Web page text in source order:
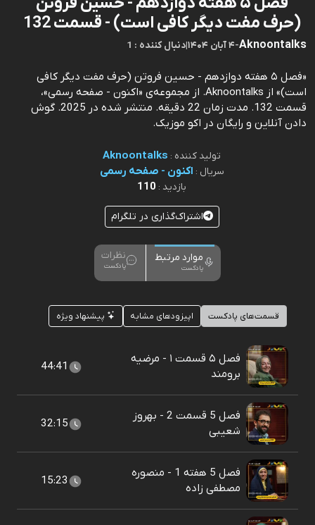
(حرف مفت دیگر کافی است) - قسمت 132
Aknoontalks
-۴ آبان ۱۴۰۴ |1 : دنبال کننده
«فصل ۵ هفته دوازدهم - حسین فروتن (حرف مفت دیگر کافی
است)» از Aknoontalks. از مجموعه‌ی «اکنون - صفحه رسمی»،
قسمت 132. مدت زمان 22 دقیقه. منتشر شده در 2025. گوش
دادن آنلاین و رایگان در اکو موزیک.
تولید کننده : Aknoontalks
سریال : اکنون - صفحه رسمی
بازدید : 110
اشتراک‌گذاری در تلگرام
موارد مرتبط
پادکست
نظرات
پادکست
قسمت‌های پادکست اپیزودهای مشابه پیشنهاد ویژه
فصل ۵ قسمت ۱ - مرضیه
برومند
44:41
فصل 5 قسمت 2 - بهروز
شعیبی
32:15
فصل 5 هفته 1 - منصوره
مصطفی زاده
15:23